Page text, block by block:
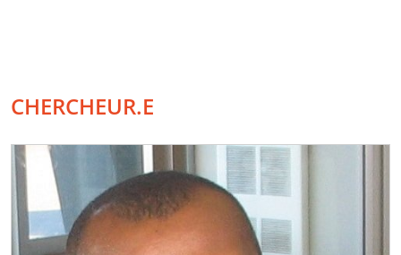
CHERCHEUR.E